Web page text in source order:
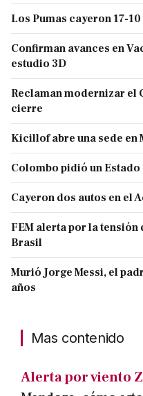
Los Pumas cayeron 17-
Confirman avances en
estudio 3D
Reclaman modernizar el
cierre
Kicillof abre una sede en
Colombo pidió un Estado
Cayeron dos autos en el
FEM alerta por la
Brasil
Murió Jorge Messi, el
años
Mas contenido
Alerta por viento